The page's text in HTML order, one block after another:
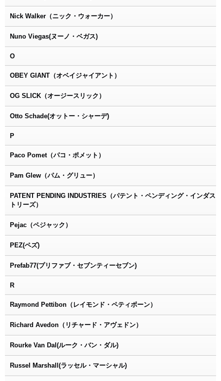
Nick Walker（ニック・ウォーカー）
Nuno Viegas(ヌーノ・ベガス)
O
OBEY GIANT（オベイジャイアント）
OG SLICK（オージースリック）
Otto Schade(オットー・シャーデ)
P
Paco Pomet（パコ・ポメット）
Pam Glew（パム・グリュー）
PATENT PENDING INDUSTRIES（パテント・ペンディング・インダス
トリーズ）
Pejac（ペジャック）
PEZ(ペズ)
Prefab77(プリファブ・セブンティーセブン)
R
Raymond Pettibon（レイモンド・ペティボーン）
Richard Avedon（リチャード・アヴェドン）
Rourke Van Dal(ルーク・バン・ダル)
Russel Marshall(ラッセル・マーシャル)